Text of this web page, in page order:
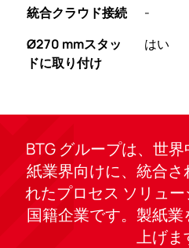
統合クラウド接続 -
Ø270 mmスタッ
ドに取り付け
はい
BTG グループは、世
紙業界向けに、統合さ
れたプロセス ソリュ
国籍企業です。製紙
上げま